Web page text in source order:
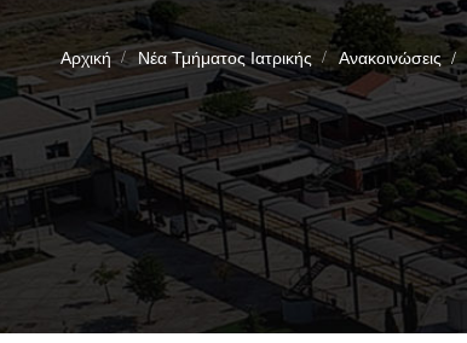
Αρχική Νέα Τμήματος Ιατρικής Ανακοινώσεις